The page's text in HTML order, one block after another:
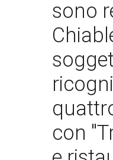
sono
con